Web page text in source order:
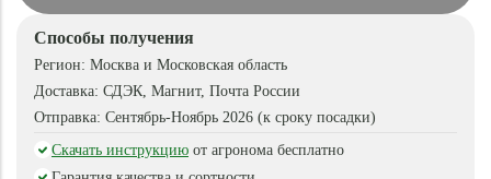
Способы получения
Регион: Москва и Московская область
Доставка: СДЭК, Магнит, Почта России
Отправка: Сентябрь-Ноябрь 2026 (к сроку посадки)
Скачать инструкцию от агронома бесплатно